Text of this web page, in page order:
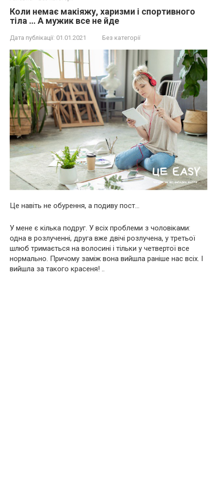
Коли немає макіяжу, харизми і спортивного
тіла … А мужик все не йде
Дата публікації: 01.01.2021 Без категорії
Це навіть не обурення, а подиву пост…
У мене є кілька подруг. У всіх проблеми з чоловіками:
одна в розлученні, друга вже двічі розлучена, у третьої
шлюб тримається на волосині і тільки у четвертої все
нормально. Причому заміж вона вийшла раніше нас всіх. І
вийшла за такого красеня! ..